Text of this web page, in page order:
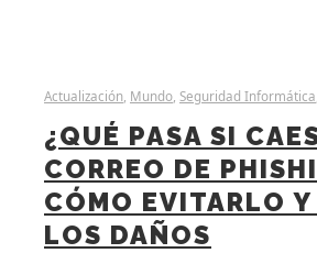
Actualización, Mundo, Seguridad Informática
¿QUÉ PASA SI
CORREO DE
CÓMO EVITARLO
LOS DAÑOS